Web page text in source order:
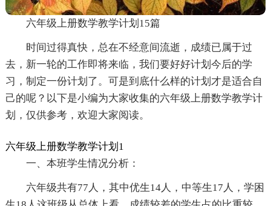
六年级上册数学教学计划15篇
时间过得真快，总在不经意间流逝，成绩已属于过
去，新一轮的工作即将来临，我们要好好计划今后的学
习，制定一份计划了。可是到底什么样的计划才是适合自
己的呢？以下是小编为大家收集的六年级上册数学教学计
划，仅供参考，欢迎大家阅读。
六年级上册数学教学计划1
一、本班学生情况分析：
六年级共有77人，其中优生14人，中等生17人，学困